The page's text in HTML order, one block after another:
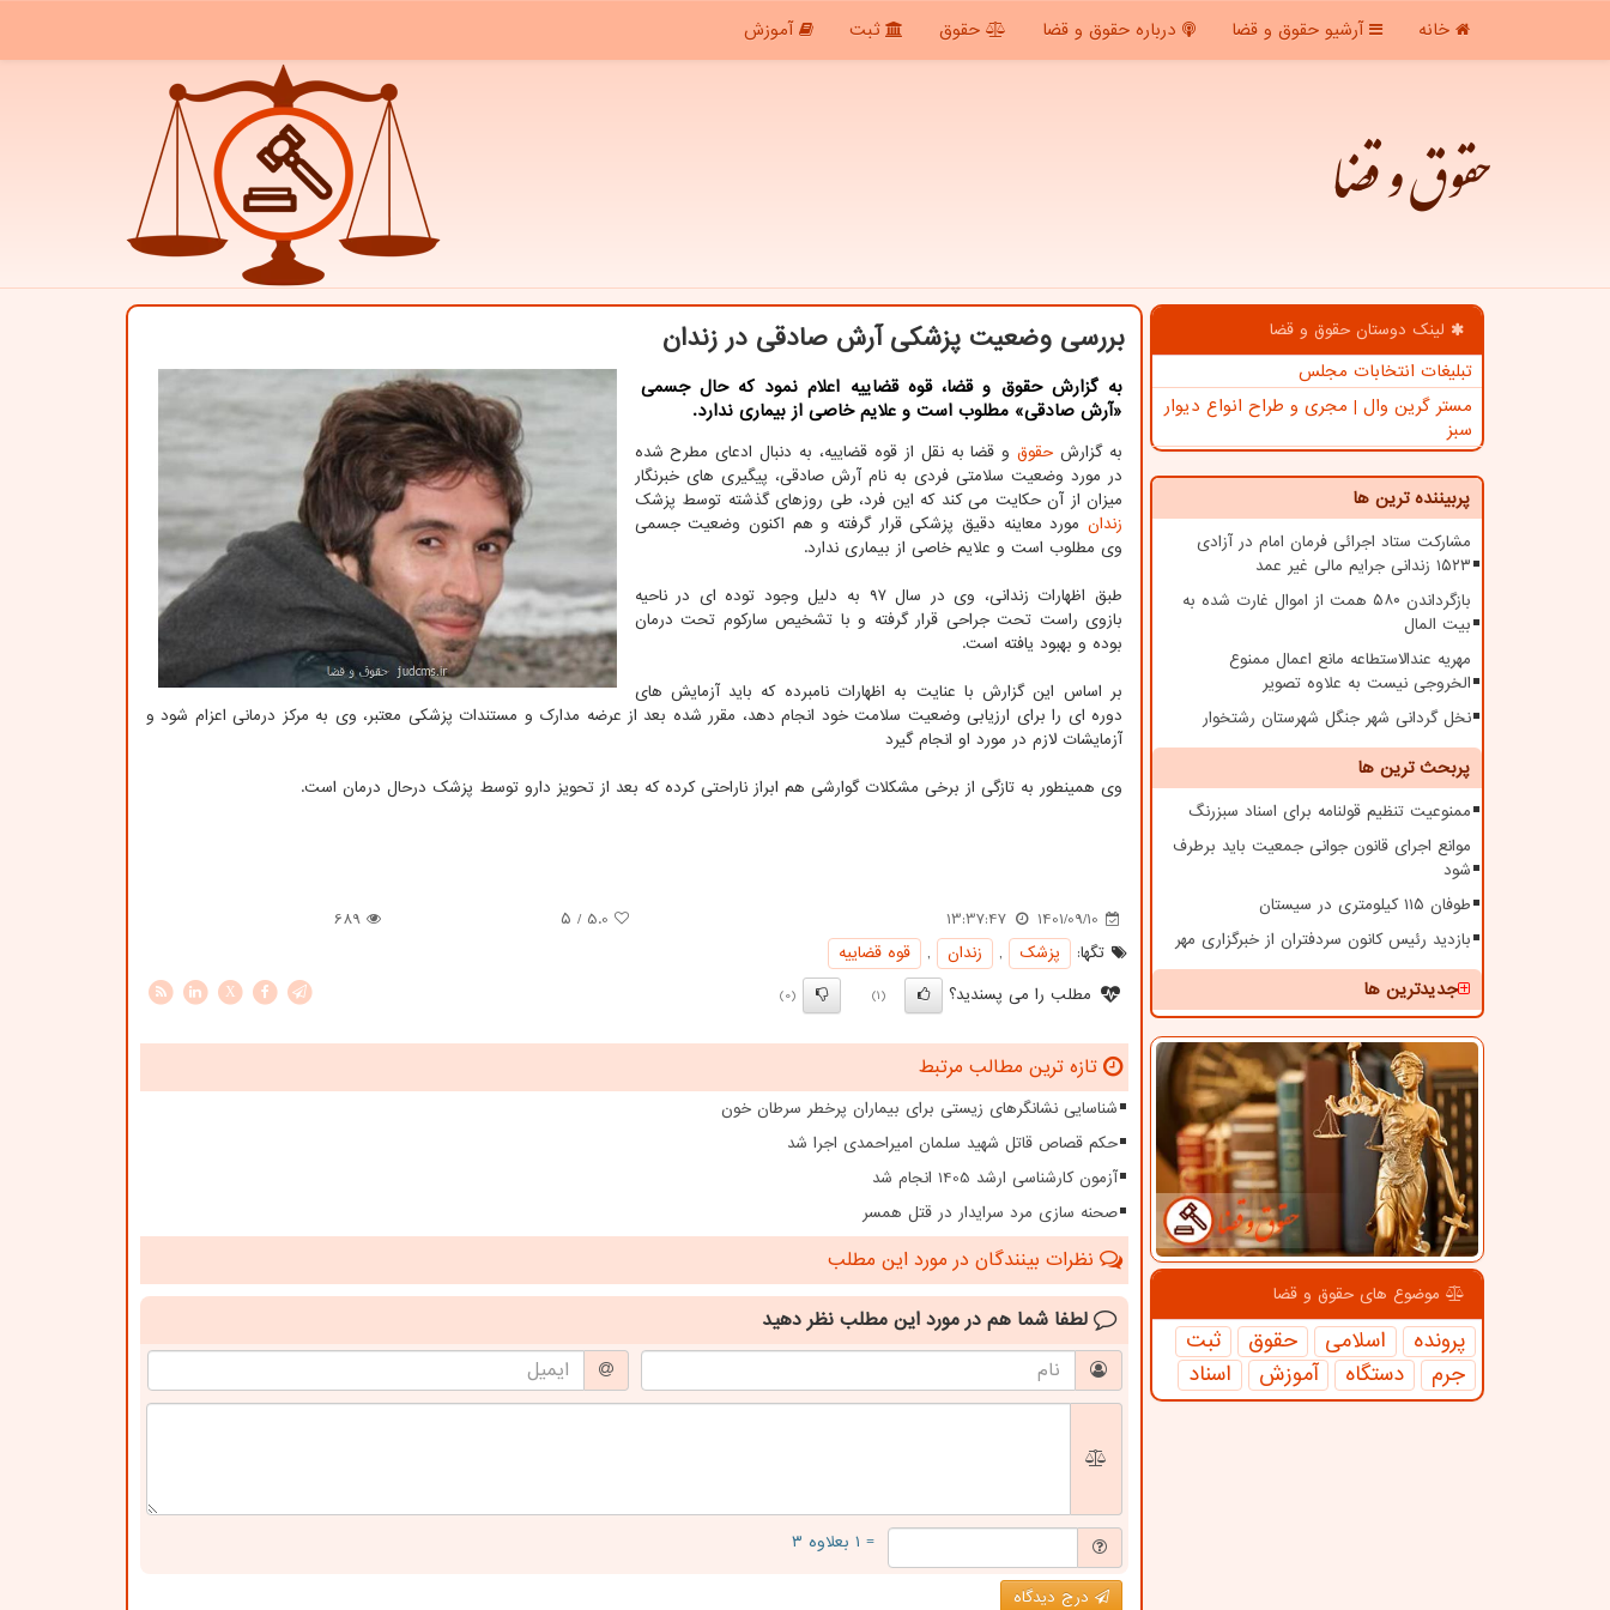
خانه آرشیو حقوق و قضا درباره حقوق و قضا حقوق ثبت آموزش
حقوق و قضا
لینک دوستان حقوق و قضا
تبلیغات انتخابات مجلس
مستر گرین وال | مجری و طراح انواع دیوار
سبز
پربیننده ترین ها
مشارکت ستاد اجرائی فرمان امام در آزادی
۱۵۲۳ زندانی جرایم مالی غیر عمد
بازگرداندن ۵۸۰ همت از اموال غارت شده به
بیت المال
مهریه عندالاستطاعه مانع اعمال ممنوع
الخروجی نیست به علاوه تصویر
نخل گردانی شهر جنگل شهرستان رشتخوار
پربحث ترین ها
ممنوعیت تنظیم قولنامه برای اسناد سبزرنگ
موانع اجرای قانون جوانی جمعیت باید برطرف
شود
طوفان ۱۱۵ کیلومتری در سیستان
بازدید رئیس کانون سردفتران از خبرگزاری مهر
جدیدترین ها
موضوع های حقوق و قضا
پرونده اسلامی حقوق
ثبت
جرم
دستگاه آموزش اسناد
بررسی وضعیت پزشکی آرش صادقی در زندان
به گزارش حقوق و قضا، قوه قضاییه اعلام نمود که حال جسمی
«آرش صادقی» مطلوب است و علایم خاصی از بیماری ندارد.
به گزارش حقوقو قضا به نقل از قوه قضاییه، به دنبال ادعای مطرح شده
در مورد وضعیت سلامتی فردی به نام آرش صادقی، پیگیری های خبرنگار
میزان از آن حکایت می کند که این فرد، طی روزهای گذشته توسط پزشک
زندان مورد معاینه دقیق پزشکی قرار گرفته و هم اکنون وضعیت جسمی
وی مطلوب است و علایم خاصی از بیماری ندارد.
طبق اظهارات زندانی، وی در سال ۹۷ به دلیل وجود توده ای در ناحیه
بازوی راست تحت جراحی قرار گرفته و با تشخیص سارکوم تحت درمان
بوده و بهبود یافته است.
بر اساس این گزارش با عنایت به اظهارات نامبرده که باید آزمایش های
دوره ای را برای ارزیابی وضعیت سلامت خود انجام دهد، مقرر شده بعد از عرضه مدارک و مستندات پزشکی معتبر، وی به مرکز درمانی اعزام شود و
آزمایشات لازم در مورد او انجام گیرد
وی همینطور به تازگی از برخی مشکلات گوارشی هم ابراز ناراحتی کرده که بعد از تحویز دارو توسط پزشک درحال درمان است.
1401/09/10
13:37:47
5.0 / ۵
689
تگها:
پزشك , زندان ,
قوه قضاییه
مطلب را می پسندید؟
(1)
(0)
X
تازه ترین مطالب مرتبط
شناسایی نشانگرهای زیستی برای بیماران پرخطر سرطان خون
حکم قصاص قاتل شهید سلمان امیراحمدی اجرا شد
آزمون کارشناسی ارشد 1405 انجام شد
صحنه سازی مرد سرایدار در قتل همسر
نظرات بینندگان در مورد این مطلب
لطفا شما هم در مورد این مطلب نظر دهید
= ۱ بعلاوه ۳
درج دیدگاه